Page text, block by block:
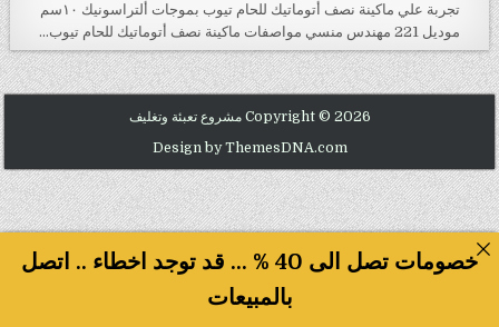
تجربة علي ماكينة نصف أتوماتيك للحام تيوب بموجات ألتراسونيك ١٠سم
موديل 221 مهندس منسي مواصفات ماكينة نصف أتوماتيك للحام تيوب…
Copyright © 2026 مشروع تعبئة وتغليف
Design by ThemesDNA.com
خصومات تصل الى 40 % ... قد توجد اخطاء .. اتصل
بالمبيعات